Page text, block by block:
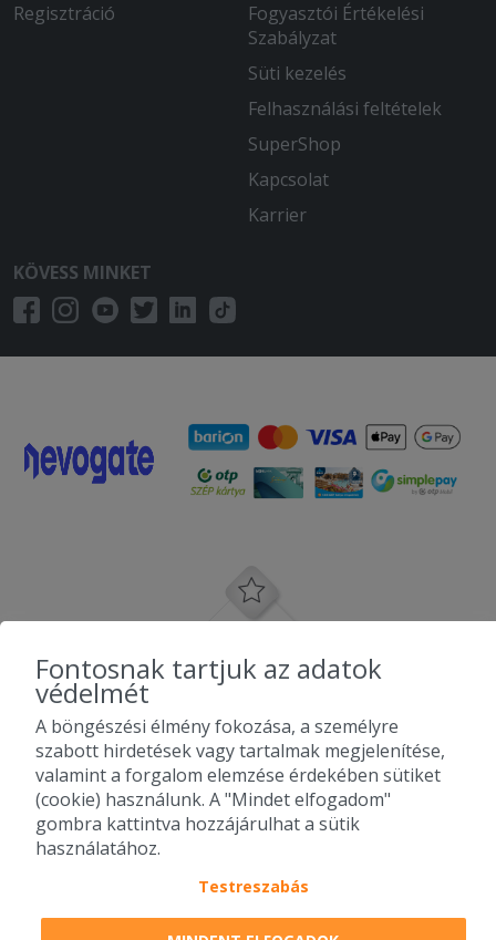
Regisztráció
Fogyasztói Értékelési
Szabályzat
Süti kezelés
Felhasználási feltételek
SuperShop
Kapcsolat
Karrier
KÖVESS MINKET
Fontosnak tartjuk az adatok
védelmét
A böngészési élmény fokozása, a személyre
szabott hirdetések vagy tartalmak megjelenítése,
valamint a forgalom elemzése érdekében sütiket
(cookie) használunk. A "Mindet elfogadom"
gombra kattintva hozzájárulhat a sütik
használatához.
Testreszabás